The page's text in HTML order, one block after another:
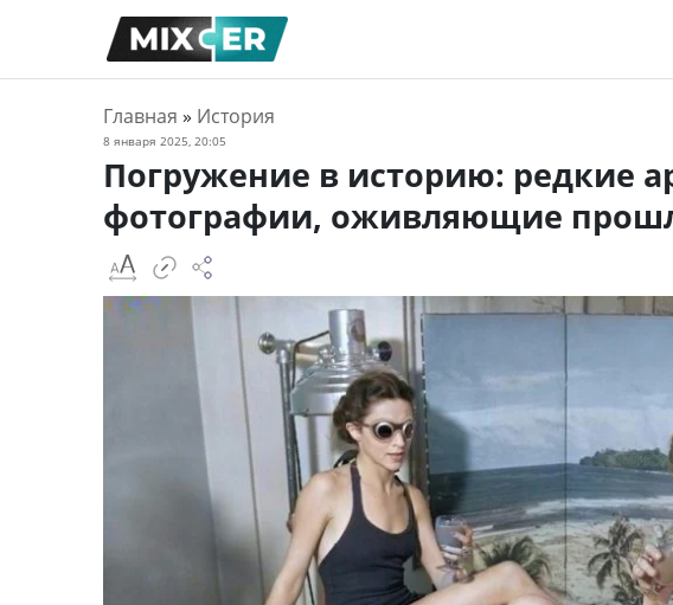
Главная » История
8 января 2025, 20:05
Погружение в историю: редкие
фотографии, оживляющие